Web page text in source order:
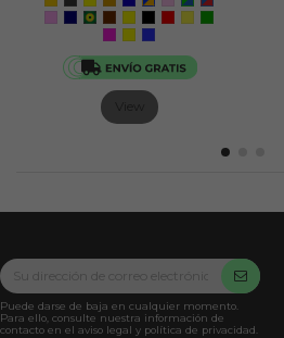
Puede darse de baja en cualquier momento.
Para ello, consulte nuestra información de
contacto en el aviso legal y política de privacidad.